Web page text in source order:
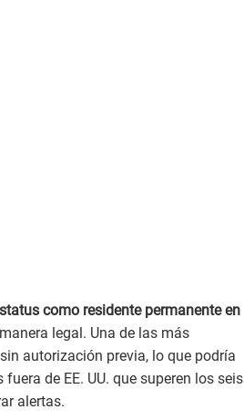
como residente permanente en
legal. Una de las más
autorización previa, lo que podría
de EE. UU. que superen los seis
alertas.